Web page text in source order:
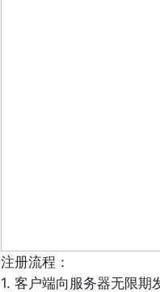
注册流程：
1. 客户端向服务器无限期